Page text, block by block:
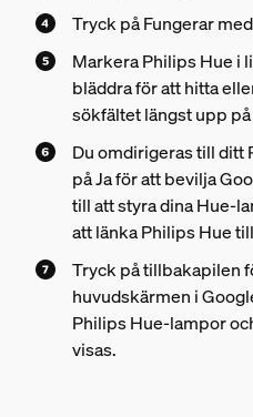
Tryck på Fungerar
Markera Philips Hue i
bläddra för att hitta
sökfältet längst upp
Du omdirigeras till ditt
på Ja för att bevilja
till att styra dina Hue-
att länka Philips Hue
Tryck på tillbakapilen
huvudskärmen i
Philips Hue-lampor
visas.